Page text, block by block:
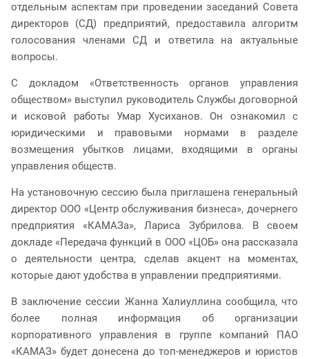
отдельным аспектам при проведении заседаний Совета
директоров (СД) предприятий, предоставила алгоритм
голосования членами СД и ответила на актуальные
вопросы.
С докладом «Ответственность органов управления
обществом» выступил руководитель Службы договорной
и исковой работы Умар Хусиханов. Он ознакомил с
юридическими и правовыми нормами в разделе
возмещения убытков лицами, входящими в органы
управления обществ.
На установочную сессию была приглашена генеральный
директор ООО «Центр обслуживания бизнеса», дочернего
предприятия «КАМАЗа», Лариса Зубрилова. В своем
докладе «Передача функций в ООО «ЦОБ» она рассказала
о деятельности центра, сделав акцент на моментах,
которые дают удобства в управлении предприятиями.
В заключение сессии Жанна Халиуллина сообщила, что
более полная информация об организации
корпоративного управления в группе компаний ПАО
«КАМАЗ» будет донесена до топ-менеджеров и юристов